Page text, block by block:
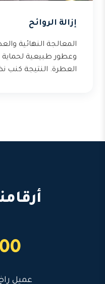
إزالة الروائح
المعالجة النهائية
وعطور طبيعية لحماية
العطرة. النتيجة كنب
عميل